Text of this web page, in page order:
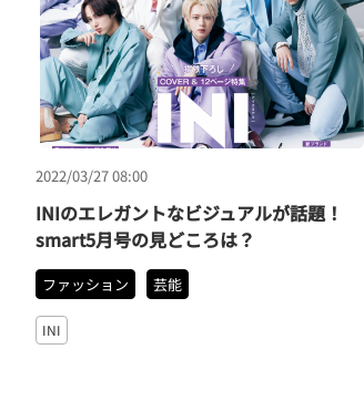
2022/03/27 08:00
INIのエレガントなビジュアルが話題！
smart5月号の見どころは？
ファッション 芸能
INI